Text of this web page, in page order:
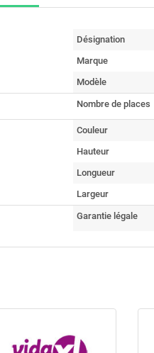
Désignation
Marque
Modèle
Nombre de places
Couleur
Hauteur
Longueur
Largeur
Garantie légale